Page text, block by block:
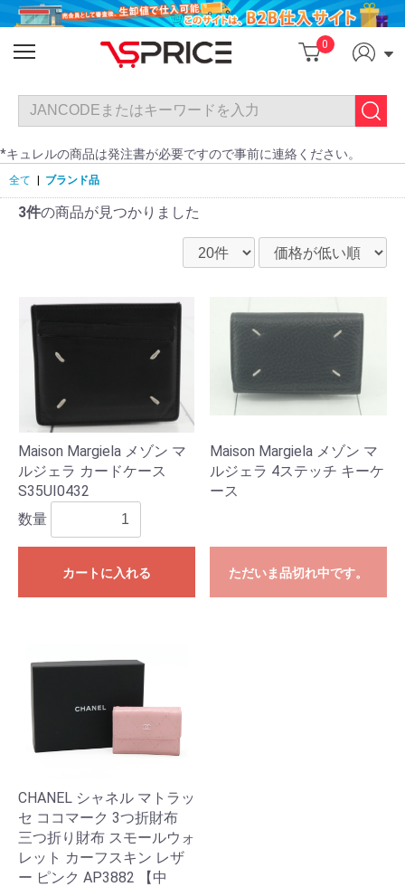
0
*キュレルの商品は発注書が必要ですので事前に連絡ください。
全て | ブランド品
3件の商品が見つかりました
Maison Margiela メゾン マ
ルジェラ カードケース
S35UI0432
数量
カートに入れる
Maison Margiela メゾン マ
ルジェラ 4ステッチ キーケ
ース
ただいま品切れ中です。
CHANEL シャネル マトラッ
セ ココマーク 3つ折財布
三つ折り財布 スモールウォ
レット カーフスキン レザ
ー ピンク AP3882 【中